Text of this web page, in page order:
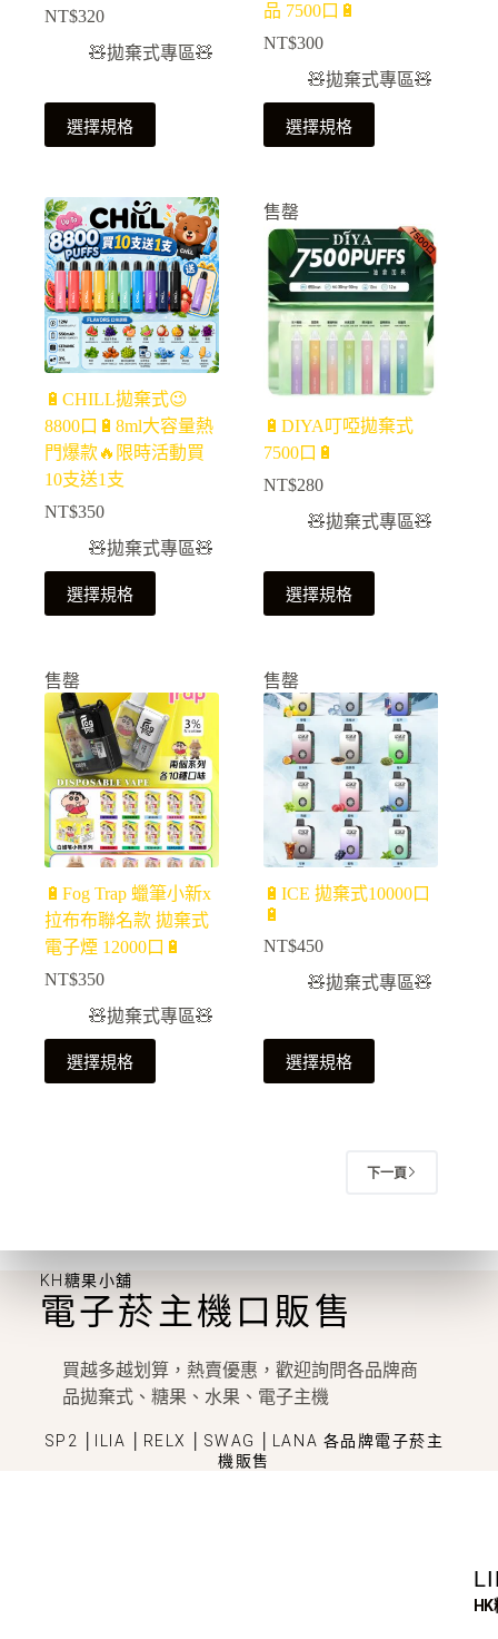
NT$320
🧸拋棄式專區🧸
選擇規格
品 7500口🔋
NT$300
🧸拋棄式專區🧸
選擇規格
🔋CHILL拋棄式😉
8800口🔋8ml大容量熱
門爆款🔥限時活動買
10支送1支
NT$350
🧸拋棄式專區🧸
選擇規格
售罄
🔋DIYA叮啞拋棄式
7500口🔋
NT$280
🧸拋棄式專區🧸
選擇規格
售罄
🔋Fog Trap 蠟筆小新x
拉布布聯名款 拋棄式
電子煙 12000口🔋
NT$350
🧸拋棄式專區🧸
選擇規格
售罄
🔋ICE 拋棄式10000口
🔋
NT$450
🧸拋棄式專區🧸
選擇規格
下一頁
KH糖果小舖
電子菸主機口販售
買越多越划算，熱賣優惠，歡迎詢問各品牌商
品拋棄式、糖果、水果、電子主機
SP2 │ILIA │RELX │SWAG │LANA 各品牌電子菸主
機販售